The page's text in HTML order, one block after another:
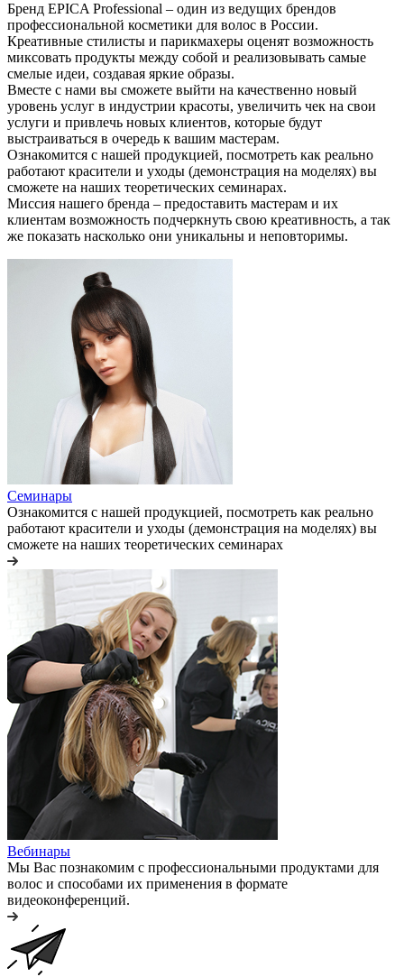
Бренд EPICA Professional – один из ведущих брендов
профессиональной косметики для волос в России.
Креативные стилисты и парикмахеры оценят возможность
миксовать продукты между собой и реализовывать самые
смелые идеи, создавая яркие образы.
Вместе с нами вы сможете выйти на качественно новый
уровень услуг в индустрии красоты, увеличить чек на свои
услуги и привлечь новых клиентов, которые будут
выстраиваться в очередь к вашим мастерам.
Ознакомится с нашей продукцией, посмотреть как реально
работают красители и уходы (демонстрация на моделях) вы
сможете на наших теоретических семинарах.
Миссия нашего бренда – предоставить мастерам и их
клиентам возможность подчеркнуть свою креативность, а так
же показать насколько они уникальны и неповторимы.
Семинары
Ознакомится с нашей продукцией, посмотреть как реально
работают красители и уходы (демонстрация на моделях) вы
сможете на наших теоретических семинарах
Вебинары
Мы Вас познакомим с профессиональными продуктами для
волос и способами их применения в формате
видеоконференций.